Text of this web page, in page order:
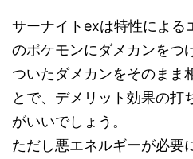
サーナイトexは特性による
のポケモンにダメカンをつ
ついたダメカンをそのまま
とで、デメリット効果の打
がいいでしょう。
ただし悪エネルギーが必要